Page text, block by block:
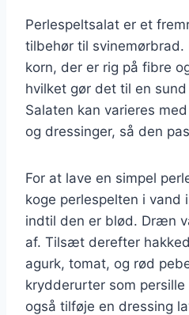
Perlespeltsalat er et
tilbehør til svinemørbrad.
korn, der er rig på fibre
hvilket gør det til en
Salaten kan varieres
og dressinger, så den
For at lave en simpel
koge perlespelten i vand
indtil den er blød. Dræn
af. Tilsæt derefter
agurk, tomat, og rød
krydderurter som
også tilføje en dressing